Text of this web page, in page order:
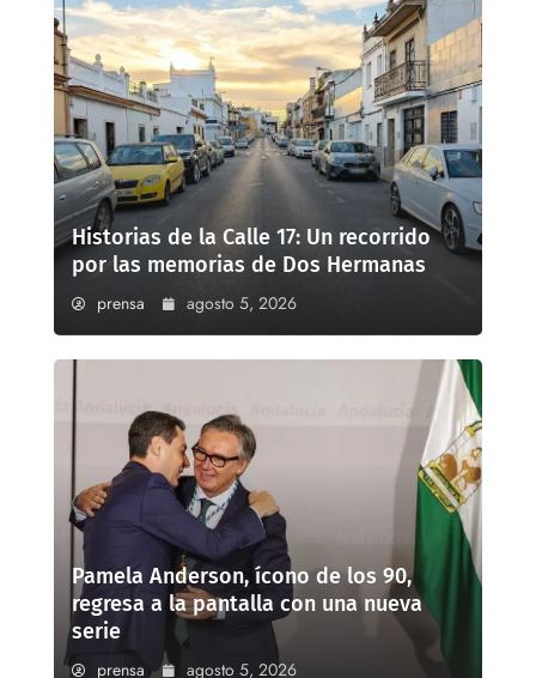
Historias de la Calle 17: Un recorrido
por las memorias de Dos Hermanas
prensa agosto 5, 2026
Pamela Anderson, ícono de los 90,
regresa a la pantalla con una nueva
serie
prensa agosto 5, 2026